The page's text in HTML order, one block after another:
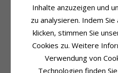
Schmuckstein
Stückzahl:2
Schliff:Fancy-Schliff
Blauem
Inhalte anzuzeigen und
zu analysieren. Indem Sie
klicken, stimmen Sie
Cookies zu. Weitere
Verwendung von
Technologien finden